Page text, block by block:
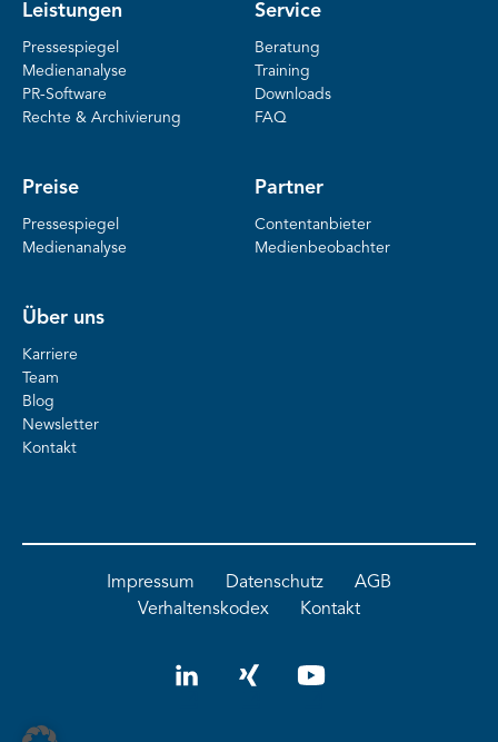
Leistungen
Pressespiegel
Medienanalyse
PR-Software
Rechte & Archivierung
Service
Beratung
Training
Downloads
FAQ
Preise
Pressespiegel
Medienanalyse
Partner
Contentanbieter
Medienbeobachter
Über uns
Karriere
Team
Blog
Newsletter
Kontakt
Impressum Datenschutz
AGB
Verhaltenskodex
Kontakt